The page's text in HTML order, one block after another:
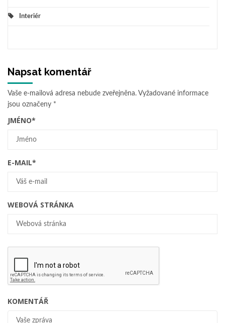
Interiér
Napsat komentář
Vaše e-mailová adresa nebude zveřejněna. Vyžadované informace
jsou označeny *
JMÉNO*
E-MAIL*
WEBOVÁ STRÁNKA
KOMENTÁŘ